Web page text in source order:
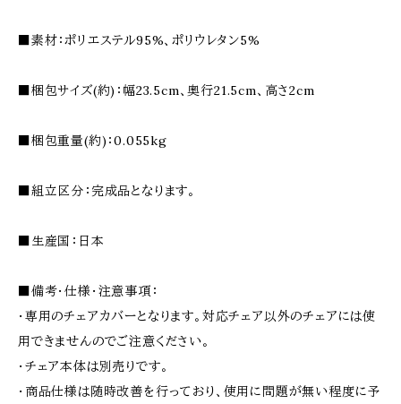
■素材：ポリエステル95%、ポリウレタン5%
■梱包サイズ(約)：幅23.5cm、奥行21.5cm、高さ2cm
■梱包重量(約)：0.055kg
■組立区分：完成品となります。
■生産国：日本
■備考・仕様・注意事項：
・専用のチェアカバーとなります。対応チェア以外のチェアには使
用できませんのでご注意ください。
・チェア本体は別売りです。
・商品仕様は随時改善を行っており、使用に問題が無い程度に予